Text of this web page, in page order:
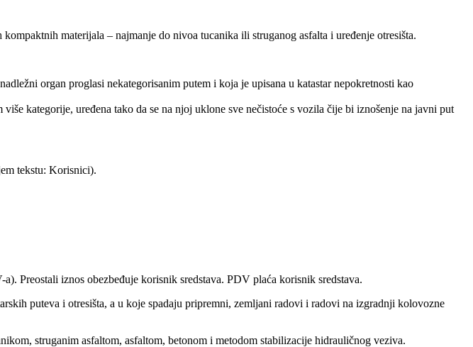
materijala – najmanje do nivoa tucanika ili struganog asfalta i uređenje otresišta.
organ proglasi nekategorisanim putem i koja je upisana u katastar nepokretnosti kao
kategorije, uređena tako da se na njoj uklone sve nečistoće s vozila čije bi iznošenje na javni put
tekstu: Korisnici).
Preostali iznos obezbeđuje korisnik sredstava. PDV plaća korisnik sredstava.
puteva i otresišta, a u koje spadaju pripremni, zemljani radovi i radovi na izgradnji kolovozne
struganim asfaltom, asfaltom, betonom i metodom stabilizacije hidrauličnog veziva.